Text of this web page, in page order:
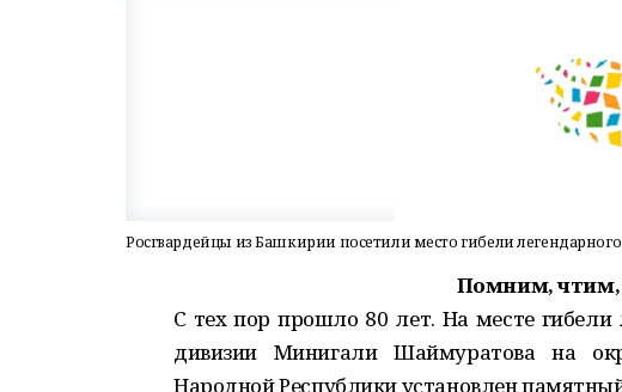
Росгвардейцы из Башкирии посетили место гибели
Помним, чтим,
С тех пор прошло 80 лет. На месте гибели
дивизии Минигали Шаймуратова на
Народной Республики установлен